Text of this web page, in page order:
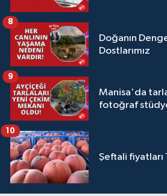
Doğanın
Dostlarımız
8
Manisa'da
fotoğraf
9
Şeftali fiyatları
10